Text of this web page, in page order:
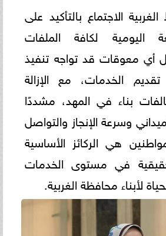
الاجتماع بالتأكيد على
اليومية لكافة الملفات
أي معوقات قد تواجه تنفيذ
الخدمات، مع الإزالة
بناء في المهد، مشددًا
وسرعة الإنجاز والتواصل
هي الركائز الأساسية
في مستوى الخدمات
لأبناء محافظة الغربية.